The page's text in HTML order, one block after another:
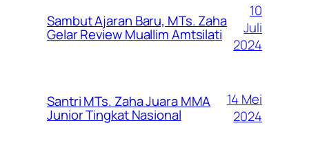
Sambut Ajaran Baru, MTs. Zaha
Gelar Review Muallim Amtsilati
10
Juli
2024
Santri MTs. Zaha Juara MMA
Junior Tingkat Nasional
14 Mei
2024